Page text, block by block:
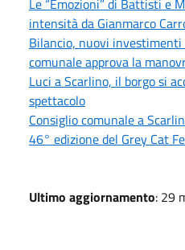
intensità da Gianmarco
Bilancio, nuovi investimenti
comunale approva la
Luci a Scarlino, il borgo si
spettacolo
Consiglio comunale a
46° edizione del Grey Cat
Ultimo aggiornamento: 29